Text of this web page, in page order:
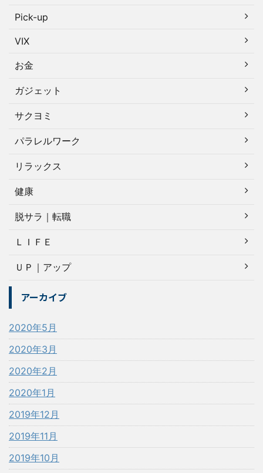
Pick-up
VIX
お金
ガジェット
サクヨミ
パラレルワーク
リラックス
健康
脱サラ｜転職
ＬＩＦＥ
ＵＰ｜アップ
アーカイブ
2020年5月
2020年3月
2020年2月
2020年1月
2019年12月
2019年11月
2019年10月